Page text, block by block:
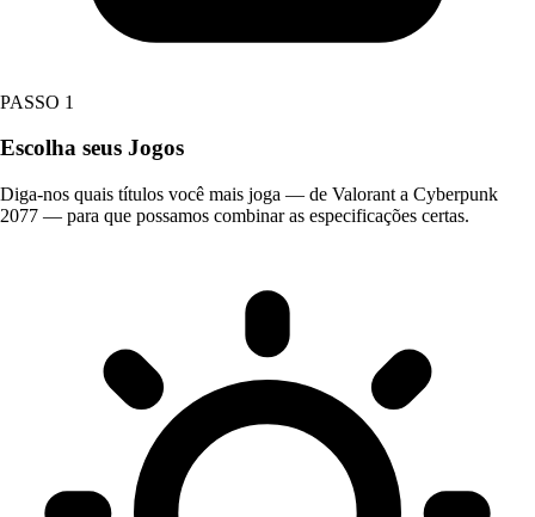
PASSO 1
Escolha seus Jogos
Diga-nos quais títulos você mais joga — de Valorant a Cyberpunk
2077 — para que possamos combinar as especificações certas.